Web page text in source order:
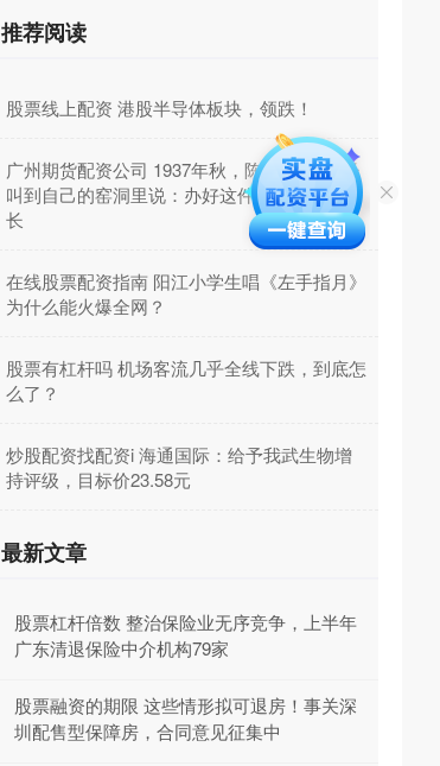
推荐阅读
​股票线上配资 港股半导体板块，领跌！
​广州期货配资公司 1937年秋，陈赓把1营营长
叫到自己的窑洞里说：办好这件事你就是副团
长
​在线股票配资指南 阳江小学生唱《左手指月》
为什么能火爆全网？
​股票有杠杆吗 机场客流几乎全线下跌，到底怎
么了？
​炒股配资找配资i 海通国际：给予我武生物增
持评级，目标价23.58元
最新文章
股票杠杆倍数 整治保险业无序竞争，上半年
广东清退保险中介机构79家
股票融资的期限 这些情形拟可退房！事关深
圳配售型保障房，合同意见征集中